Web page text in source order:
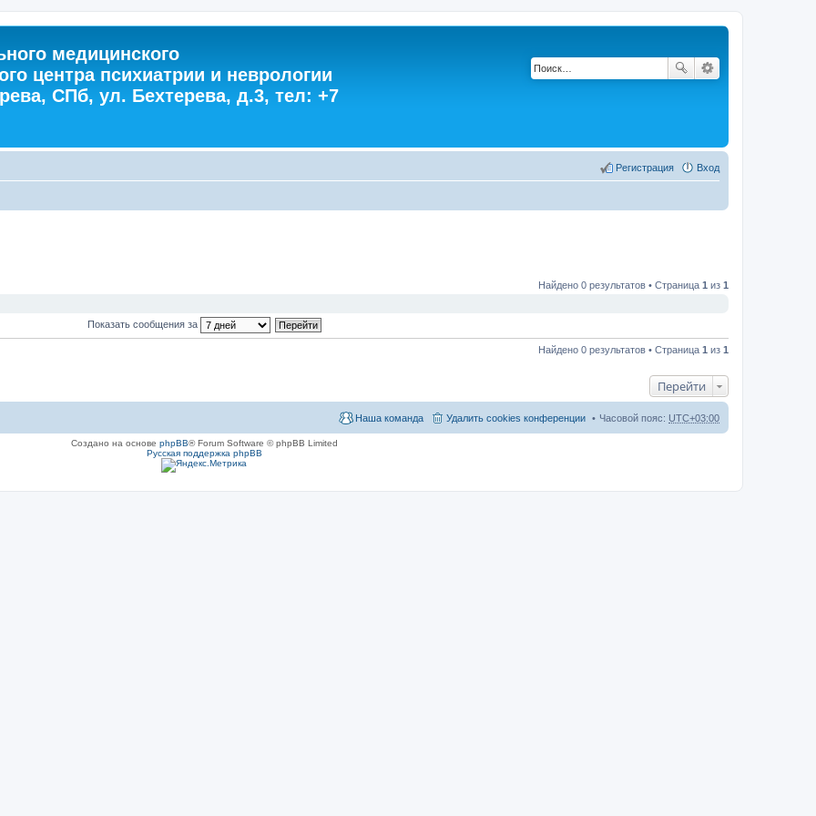
медицинского
центра психиатрии и неврологии
СПб, ул. Бехтерева, д.3, тел: +7
Вход
Регистрация
Найдено 0 результатов • Страница 1 из 1
Показать сообщения за
Найдено 0 результатов • Страница 1 из 1
Перейти
Часовой пояс: UTC+03:00
Удалить cookies конференции
Наша команда
Создано на основе phpBB® Forum Software © phpBB Limited
Русская поддержка phpBB